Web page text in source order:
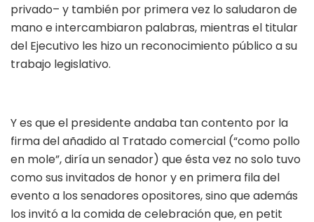
privado– y también por primera vez lo saludaron de
mano e intercambiaron palabras, mientras el titular
del Ejecutivo les hizo un reconocimiento público a su
trabajo legislativo.
Y es que el presidente andaba tan contento por la
firma del añadido al Tratado comercial (“como pollo
en mole”, diría un senador) que ésta vez no solo tuvo
como sus invitados de honor y en primera fila del
evento a los senadores opositores, sino que además
los invitó a la comida de celebración que, en petit